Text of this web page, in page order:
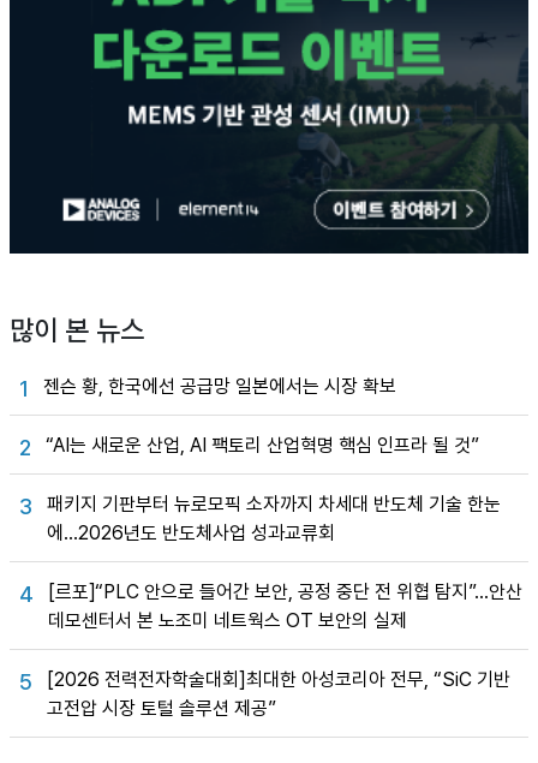
많이 본 뉴스
1 젠슨 황, 한국에선 공급망 일본에서는 시장 확보
2 “AI는 새로운 산업, AI 팩토리 산업혁명 핵심 인프라 될 것”
3
패키지 기판부터 뉴로모픽 소자까지 차세대 반도체 기술 한눈
에…2026년도 반도체사업 성과교류회
4
[르포]“PLC 안으로 들어간 보안, 공정 중단 전 위협 탐지”…안산
데모센터서 본 노조미 네트웍스 OT 보안의 실제
5
[2026 전력전자학술대회]최대한 아성코리아 전무, “SiC 기반
고전압 시장 토털 솔루션 제공”